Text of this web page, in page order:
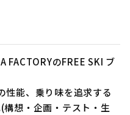
FACTORYのFREE SKI ブ
性能、乗り味を追求する
想・企画・テスト・生